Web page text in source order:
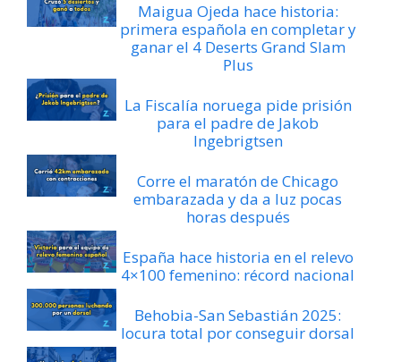
Maigua Ojeda hace historia:
primera española en completar y
ganar el 4 Deserts Grand Slam
Plus
La Fiscalía noruega pide prisión
para el padre de Jakob
Ingebrigtsen
Corre el maratón de Chicago
embarazada y da a luz pocas
horas después
España hace historia en el relevo
4×100 femenino: récord nacional
Behobia-San Sebastián 2025:
locura total por conseguir dorsal